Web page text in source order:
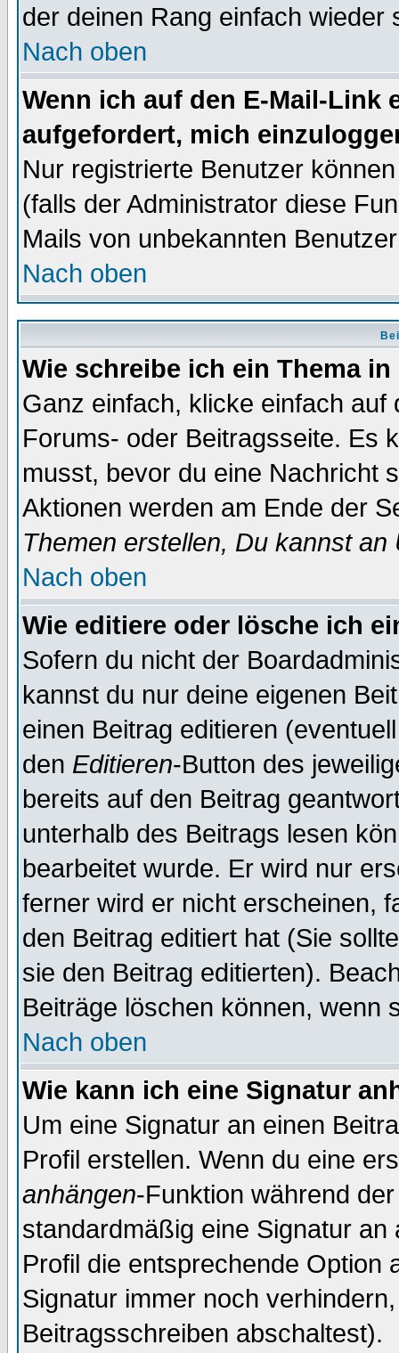
der deinen Rang einfach wieder
Nach oben
Wenn ich auf den E-Mail-Link
aufgefordert, mich
Nur registrierte Benutzer
(falls der Administrator diese
Mails von unbekannten
Nach oben
Wie schreibe ich ein Thema
Ganz einfach, klicke einfach
Forums- oder Beitragsseite. Es
musst, bevor du eine Nachricht
Aktionen werden am Ende der
Themen erstellen, Du kannst
Nach oben
Wie editiere oder lösche ich
Sofern du nicht der
kannst du nur deine eigenen
einen Beitrag editieren
den Editieren-Button des
bereits auf den Beitrag
unterhalb des Beitrags lesen
bearbeitet wurde. Er wird nur
ferner wird er nicht erscheinen,
den Beitrag editiert hat (Sie
sie den Beitrag editierten).
Beiträge löschen können, wenn
Nach oben
Wie kann ich eine Signatur
Um eine Signatur an einen
Profil erstellen. Wenn du eine
anhängen-Funktion während
standardmäßig eine Signatur
Profil die entsprechende Option
Signatur immer noch
Beitragsschreiben abschaltest).